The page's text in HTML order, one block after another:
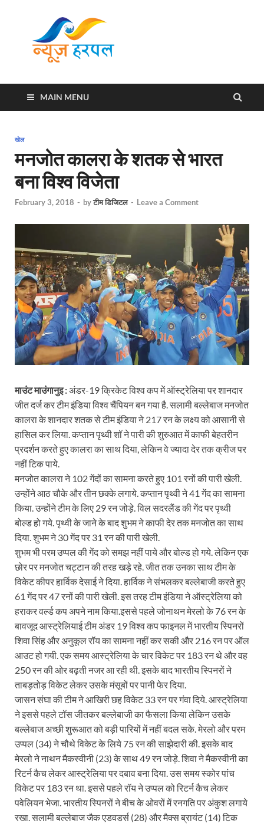
MAIN MENU
खेल
मनजोत कालरा के शतक से भारत
बना विश्‍व विजेता
February 3, 2018 - byटीम डिजिटल - Leave a Comment
माउंट माउंगानुइ :अंडर-19 क्रिकेट विश्‍व कप में ऑस्‍ट्रेलिया पर शानदार
जीत दर्ज कर टीम इंडिया विश्‍व चैंपियन बन गया है. सलामी बल्‍लेबाज मनजोत
कालरा के शानदार शतक से टीम इंडिया ने 217 रन के लक्ष्‍य को आसानी से
हासिल कर लिया. कप्‍तान पृथ्‍वी शॉ ने पारी की शुरुआत में काफी बेहतरीन
प्रदर्शन करते हुए कालरा का साथ दिया, लेकिन वे ज्‍यादा देर तक क्रीज पर
नहीं टिक पाये.
मनजोत कालरा ने 102 गेंदों का सामना करते हुए 101 रनों की पारी खेली.
उन्‍होंने आठ चौके और तीन छक्‍के लगाये. कप्‍तान पृथ्‍वी ने 41 गेंद का सामना
किया. उन्‍होंने टीम के लिए 29 रन जोड़े. विल सदरलैंड की गेंद पर पृथ्‍वी
बोल्‍ड हो गये. पृथ्‍वी के जाने के बाद शुभम ने काफी देर तक मनजोत का साथ
दिया. शुभम ने 30 गेंद पर 31 रन की पारी खेली.
शुभम भी परम उप्‍पल की गेंद को समझ नहीं पाये और बोल्‍ड हो गये. लेकिन एक
छोर पर मनजोत चट्टान की तरह खड़े रहे. जीत तक उनका साथ टीम के
विकेट कीपर हार्विक देसाई ने दिया. हार्विक ने संभलकर बल्‍लेबाजी करते हुए
61 गेंद पर 47 रनों की पारी खेली. इस तरह टीम इंडिया ने ऑस्‍ट्रेलिया को
हराकर वर्ल्‍ड कप अपने नाम किया.इससे पहले जोनाथन मेरलो के 76 रन के
बावजूद आस्ट्रेलियाई टीम अंडर 19 विश्व कप फाइनल में भारतीय स्पिनरों
शिवा सिंह और अनुकूल रॉय का सामना नहीं कर सकी और 216 रन पर ऑल
आउट हो गयी. एक समय आस्ट्रेलिया के चार विकेट पर 183 रन थे और वह
250 रन की ओर बढ़ती नजर आ रही थी. इसके बाद भारतीय स्पिनरों ने
ताबड़तोड़ विकेट लेकर उसके मंसूबों पर पानी फेर दिया.
जासन संघा की टीम ने आखिरी छह विकेट 33 रन पर गंवा दिये. आस्ट्रेलिया
ने इससे पहले टॉस जीतकर बल्लेबाजी का फैसला किया लेकिन उसके
बल्लेबाज अच्छी शुरूआत को बड़ी पारियों में नहीं बदल सके. मेरलो और परम
उप्पल (34) ने चौथे विकेट के लिये 75 रन की साझेदारी की. इसके बाद
मेरलो ने नाथन मैकस्वीनी (23) के साथ 49 रन जोड़े. शिवा ने मैकस्वीनी का
रिटर्न कैच लेकर आस्ट्रेलिया पर दबाव बना दिया. उस समय स्कोर पांच
विकेट पर 183 रन था. इससे पहले रॉय ने उप्पल को रिटर्न कैच लेकर
पवेलियन भेजा. भारतीय स्पिनरों ने बीच के ओवरों में रनगति पर अंकुश लगाये
रखा. सलामी बल्लेबाज जैक एडवडर्स (28) और मैक्स ब्रायंट (14) टिक